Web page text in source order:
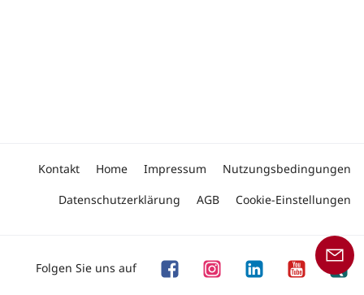
Kontakt Home Impressum
Nutzungsbedingungen
Datenschutzerklärung
AGB Cookie-Einstellungen
Folgen Sie uns auf